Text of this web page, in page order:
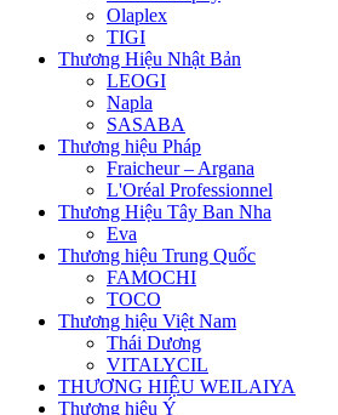
Olaplex
TIGI
Thương Hiệu Nhật Bản
LEOGI
Napla
SASABA
Thương hiệu Pháp
Fraicheur – Argana
L'Oréal Professionnel
Thương Hiệu Tây Ban Nha
Eva
Thương hiệu Trung Quốc
FAMOCHI
TOCO
Thương hiệu Việt Nam
Thái Dương
VITALYCIL
THƯƠNG HIỆU WEILAIYA
Thương hiệu Ý